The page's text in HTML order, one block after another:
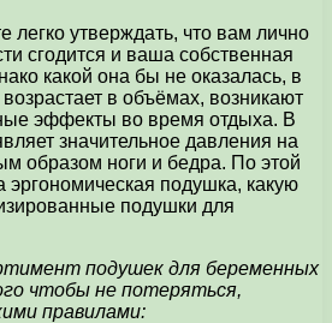
легко утверждать, что вам лично
сгодится и ваша собственная
какой она бы не оказалась, в
в объёмах, возникают
эффекты во время отдыха. В
значительное давления на
образом ноги и бедра. По этой
эргономическая подушка, какую
подушки для
подушек для беременных
чтобы не потеряться,
правилами: